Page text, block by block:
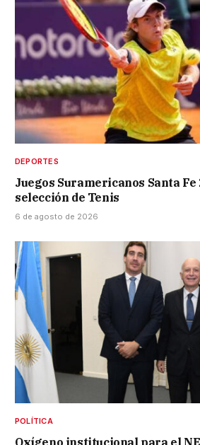
DEPORTES
Juegos Suramericanos Santa Fe
selección de Tenis
6 de agosto de 2026
POLÍTICA
Oxígeno institucional para el